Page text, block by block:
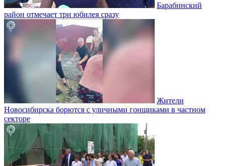
Барабинский
район отмечает три юбилея сразу
Жители
Новосибирска борются с уличными гонщиками в частном
секторе